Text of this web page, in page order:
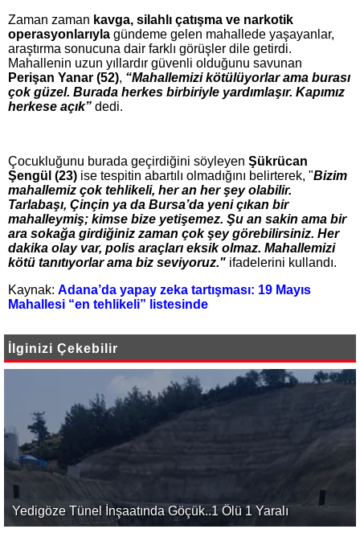
Zaman zaman kavga, silahlı çatışma ve narkotik
operasyonlarıyla gündeme gelen mahallede yaşayanlar,
araştırma sonucuna dair farklı görüşler dile getirdi.
Mahallenin uzun yıllardır güvenli olduğunu savunan
Perişan Yanar (52), “Mahallemizi kötülüyorlar ama burası
çok güzel. Burada herkes birbiriyle yardımlaşır. Kapımız
herkese açık” dedi.
Çocukluğunu burada geçirdiğini söyleyen Şükrücan
Şengül (23) ise tespitin abartılı olmadığını belirterek, "Bizim
mahallemiz çok tehlikeli, her an her şey olabilir.
Tarlabaşı, Çinçin ya da Bursa’da yeni çıkan bir
mahalleymiş; kimse bize yetişemez. Şu an sakin ama bir
ara sokağa girdiğiniz zaman çok şey görebilirsiniz. Her
dakika olay var, polis araçları eksik olmaz. Mahallemizi
kötü tanıtıyorlar ama biz seviyoruz." ifadelerini kullandı.
Kaynak: Adana’da yapay zeka tartışması: 19 Mayıs
Mahallesi “en tehlikeli” listesinde
İlginizi Çekebilir
Yedigöze Tünel İnşaatında Göçük..1 Ölü 1 Yaralı